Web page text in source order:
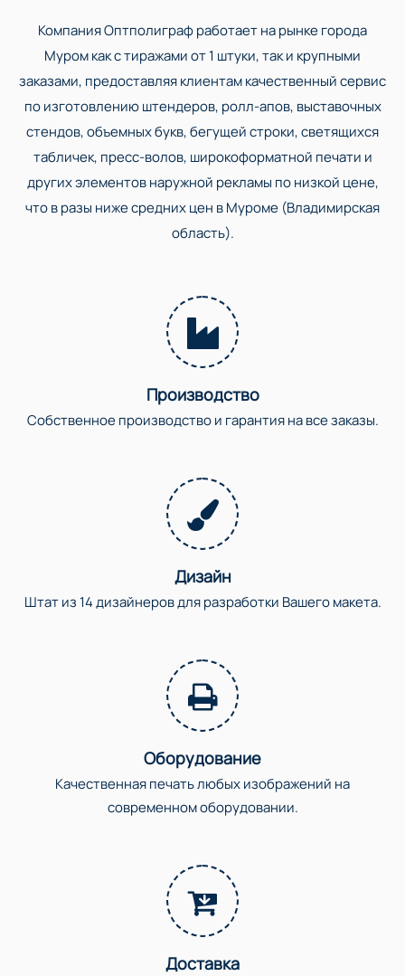
Компания Оптполиграф работает на рынке города
Муром как с тиражами от 1 штуки, так и крупными
заказами, предоставляя клиентам качественный сервис
по изготовлению штендеров, ролл-апов, выставочных
стендов, объемных букв, бегущей строки, светящихся
табличек, пресс-волов, широкоформатной печати и
других элементов наружной рекламы по низкой цене,
что в разы ниже средних цен в Муроме (Владимирская
область).
Производство
Собственное производство и гарантия на все заказы.
Дизайн
Штат из 14 дизайнеров для разработки Вашего макета.
Оборудование
Качественная печать любых изображений на
современном оборудовании.
Доставка